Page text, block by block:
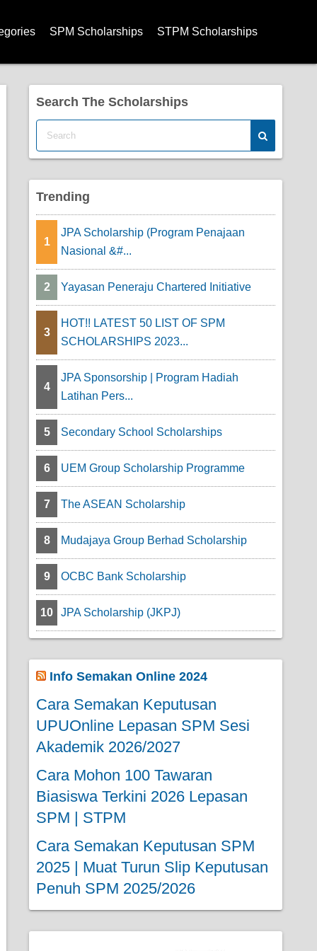
SPM Scholarships STPM Scholarships
Search The Scholarships
Trending
1
JPA Scholarship (Program Penajaan
Nasional &#...
2 Yayasan Peneraju Chartered Initiative
3
HOT!! LATEST 50 LIST OF SPM
SCHOLARSHIPS 2023...
4
JPA Sponsorship | Program Hadiah
Latihan Pers...
5 Secondary School Scholarships
6 UEM Group Scholarship Programme
7 The ASEAN Scholarship
8 Mudajaya Group Berhad Scholarship
9 OCBC Bank Scholarship
10 JPA Scholarship (JKPJ)
Info Semakan Online 2024
Cara Semakan Keputusan
UPUOnline Lepasan SPM Sesi
Akademik 2026/2027
Cara Mohon 100 Tawaran
Biasiswa Terkini 2026 Lepasan
SPM | STPM
Cara Semakan Keputusan SPM
2025 | Muat Turun Slip Keputusan
Penuh SPM 2025/2026